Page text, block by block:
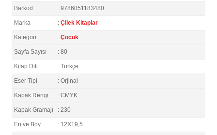
Barkod : 9786051183480
Marka : Çilek Kitaplar
Kategori : Çocuk
Sayfa Sayısı : 80
Kitap Dili : Türkçe
Eser Tipi : Orjinal
Kapak Rengi : CMYK
Kapak Gramajı : 230
En ve Boy : 12X19,5